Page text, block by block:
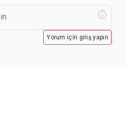
Yorum için giriş yapın